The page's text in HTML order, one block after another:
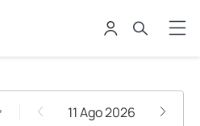
11 Ago 2026